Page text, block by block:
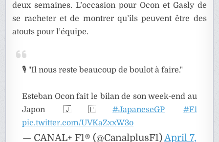
deux semaines. L’occasion pour Ocon et Gasly de
se racheter et de montrer qu’ils peuvent être des
atouts pour l’équipe.
🎙️ "Il nous reste beaucoup de boulot à faire."
Esteban Ocon fait le bilan de son week-end au
Japon 🇯🇵 #JapaneseGP
#F1
pic.twitter.com/UVKaZxxW3o
— CANAL+ F1® (@CanalplusF1)April 7,